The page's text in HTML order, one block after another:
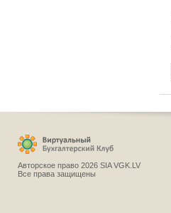
Авторское право 2026 SIA VGK.LV
Все права защищены